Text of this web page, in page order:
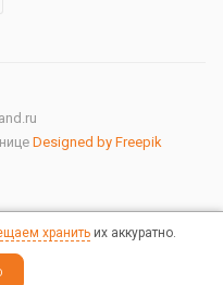
Designed by Freepik
хранитьих аккуратно.